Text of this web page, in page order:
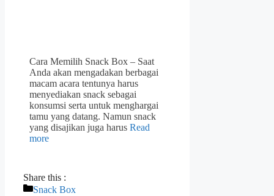
Cara Memilih Snack Box – Saat
Anda akan mengadakan berbagai
macam acara tentunya harus
menyediakan snack sebagai
konsumsi serta untuk menghargai
tamu yang datang. Namun snack
yang disajikan juga harus Read
more
Share this :
Snack Box